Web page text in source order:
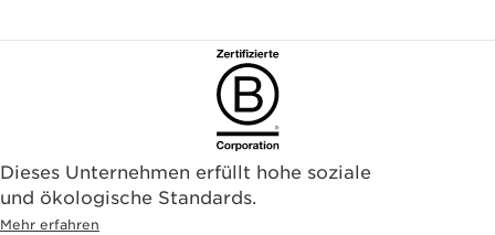
Dieses Unternehmen erfüllt hohe soziale
und ökologische Standards.
Mehr erfahren